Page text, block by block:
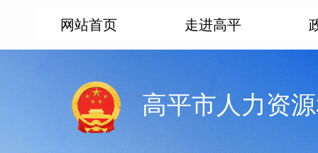
网站首页 走进高平
高平市人力资